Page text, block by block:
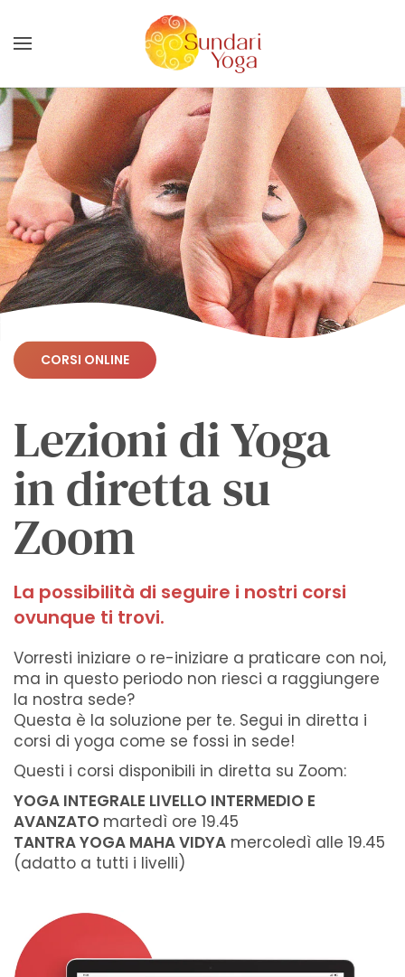
Skip to main content
CORSI ONLINE
Lezioni di Yoga
in diretta su
Zoom
La possibilità di seguire i nostri corsi
ovunque ti trovi.
Vorresti iniziare o re-iniziare a praticare con noi,
ma in questo periodo non riesci a raggiungere
la nostra sede?
Questa è la soluzione per te. Segui in diretta i
corsi di yoga come se fossi in sede!
Questi i corsi disponibili in diretta su Zoom:
YOGA INTEGRALE LIVELLO INTERMEDIO E
AVANZATO martedì ore 19.45
TANTRA YOGA MAHA VIDYA mercoledì alle 19.45
(adatto a tutti i livelli)